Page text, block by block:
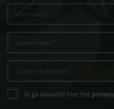
Ik ga akkoord met het